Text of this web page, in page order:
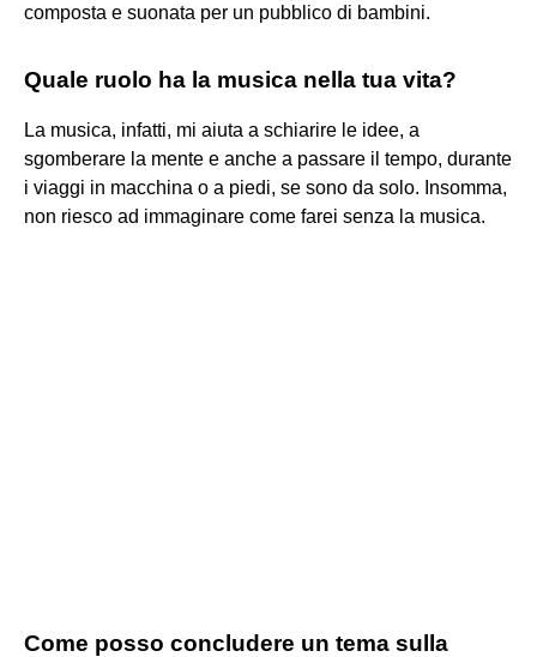
composta e suonata per un pubblico di bambini.
Quale ruolo ha la musica nella tua vita?
La musica, infatti, mi aiuta a schiarire le idee, a
sgomberare la mente e anche a passare il tempo, durante
i viaggi in macchina o a piedi, se sono da solo. Insomma,
non riesco ad immaginare come farei senza la musica.
Come posso concludere un tema sulla